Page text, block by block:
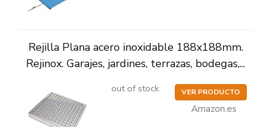
Rejilla Plana acero inoxidable 188x188mm.
Rejinox. Garajes, jardines, terrazas, bodegas,...
out of stock VER PRODUCTO
Amazon.es